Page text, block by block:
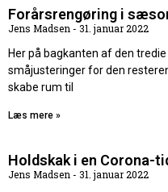
Forårsrengøring i
Jens Madsen
31. januar 2022
Her på bagkanten af den
småjusteringer for den
skabe rum til
Læs mere »
Holdskak i en Corona-
Jens Madsen
31. januar 2022